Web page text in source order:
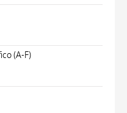
(A-F)